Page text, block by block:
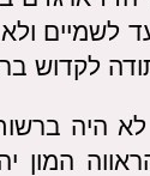
לקדוש
ברשותו